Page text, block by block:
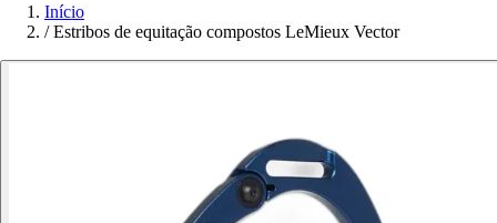
Início
/ Estribos de equitação compostos LeMieux Vector